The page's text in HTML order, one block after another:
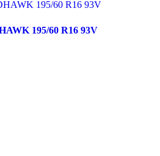
195/60 R16 93V